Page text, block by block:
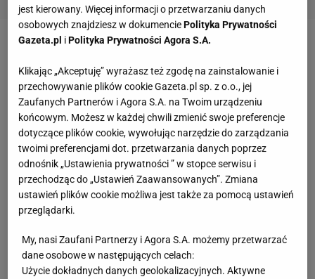
Zobacz wideoOskar Pietuszewski i jego "odpały"!
"Kopiował Zlatana"
W 63. minucie z rzutu rożnego na głowę Roberta
Lewandowskiego dośrodkował Sebastian
Szymański, a kapitan Biało-Czerwonych pokonał
Thomasa Strakoshę. Dziesięć minut później Polacy
zadali ostateczny cios za sprawą cudownego
uderzenia z dystansu Piotra
Pomocnik Interu na antenie TVP Sport
przeanalizował to spotkanie na gorąco. - Zacząłbym
jest kierowany. Więcej informacji o przetwarzaniu danych
osobowych znajdziesz w dokumenciePolityka Prywatności
Gazeta.pl iPolityka Prywatności Agora S.A.
Klikając „Akceptuję” wyrażasz też zgodę na zainstalowanie i
przechowywanie plików cookie Gazeta.pl sp. z o.o., jej
Zaufanych Partnerów i Agora S.A. na Twoim urządzeniu
końcowym. Możesz w każdej chwili zmienić swoje preferencje
dotyczące plików cookie, wywołując narzędzie do zarządzania
twoimi preferencjami dot. przetwarzania danych poprzez
odnośnik „Ustawienia prywatności ” w stopce serwisu i
przechodząc do „Ustawień Zaawansowanych”. Zmiana
ustawień plików cookie możliwa jest także za pomocą ustawień
przeglądarki.
My, nasi Zaufani Partnerzy i Agora S.A. możemy przetwarzać
dane osobowe w następujących celach:
Użycie dokładnych danych geolokalizacyjnych. Aktywne